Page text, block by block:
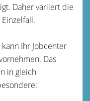
Daher variiert die
Ihr Jobcenter
Das
in gleich